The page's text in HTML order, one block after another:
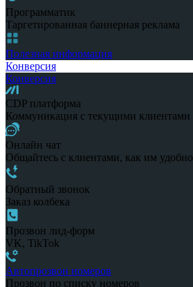
Программатик
Таргетированная баннерная реклама
Полезная информация
Конверсия
Конверсия
CDP платформа
Коммуникация с текущими клиентами
Онлайн чат
Общайтесь с клиентами, как им удобно
Обратный звонок
Заказ колбека
Прозвон лид-форм
VK, TikTok
Автопрозвон номеров
Прозвон по списку номеров